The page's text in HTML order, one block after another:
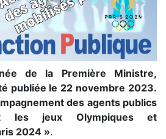
de la Première Ministre,
publiée le 22 novembre 2023.
des agents publics
les jeux Olympiques et
2024 ».